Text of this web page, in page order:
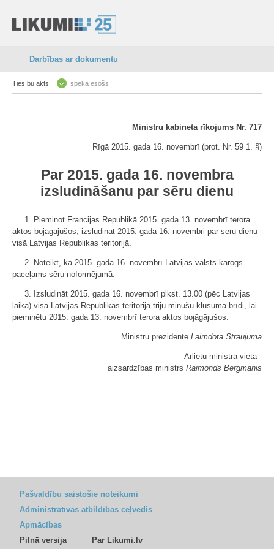
Darbības ar dokumentu
Tiesību akts: spēkā esošs
Ministru kabineta rīkojums Nr. 717
Rīgā 2015. gada 16. novembrī (prot. Nr. 59 1. §)
Par 2015. gada 16. novembra
izsludināšanu par sēru dienu
1. Pieminot Francijas Republikā 2015. gada 13. novembrī terora
aktos bojāgājušos, izsludināt 2015. gada 16. novembri par sēru dienu
visā Latvijas Republikas teritorijā.
2. Noteikt, ka 2015. gada 16. novembrī Latvijas valsts karogs
paceļams sēru noformējumā.
3. Izsludināt 2015. gada 16. novembrī plkst. 13.00 (pēc Latvijas
laika) visā Latvijas Republikas teritorijā triju minūšu klusuma brīdi, lai
pieminētu 2015. gada 13. novembrī terora aktos bojāgājušos.
Ministru prezidente Laimdota Straujuma
Ārlietu ministra vietā -
aizsardzības ministrs Raimonds Bergmanis
Pašvaldību saistošie noteikumi
Administratīvās atbildības ceļvedis
Apmācības
Pilnā versija
Par Likumi.lv